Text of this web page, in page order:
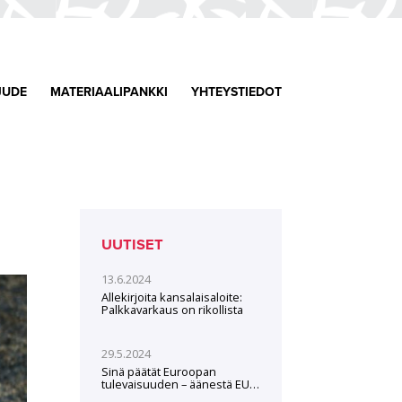
MATERIAALIPANKKI YHTEYSTIEDOT
UUTISET
13.6.2024
Allekirjoita kansalaisaloite:
Palkkavarkaus on rikollista
29.5.2024
Sinä päätät Euroopan
tulevaisuuden – äänestä EU-